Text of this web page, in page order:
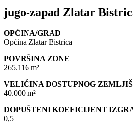
jugo-zapad Zlatar
OPĆINA/GRAD
Općina Zlatar Bistrica
POVRŠINA ZONE
265.116 m²
VELIČINA DOSTUPNOG
40.000 m²
DOPUŠTENI KOEFICIJENT
0,5